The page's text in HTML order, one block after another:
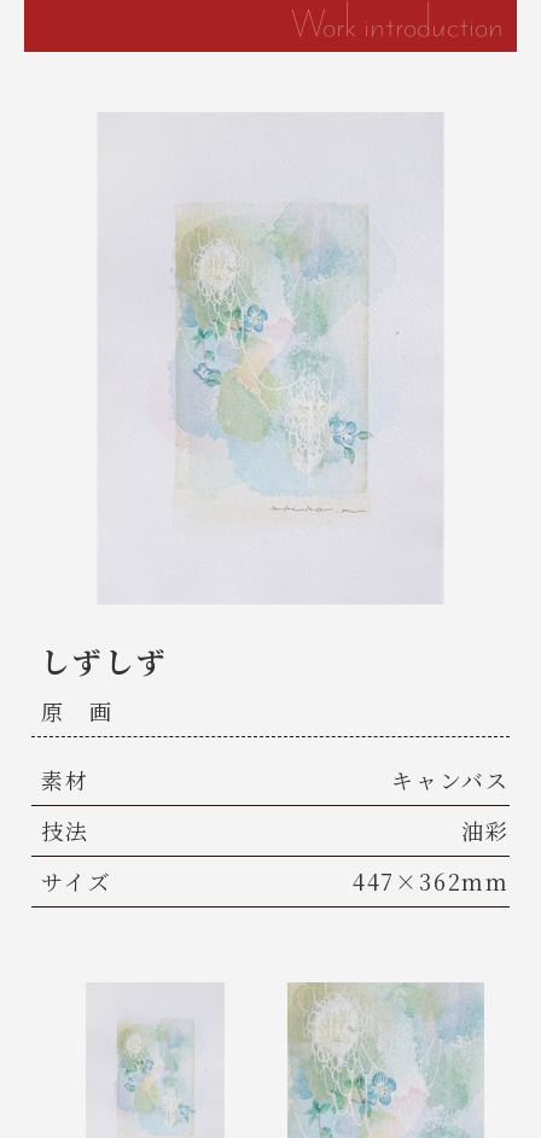
Work introduction
しずしず
原 画
素材
キャンバス
技法
油彩
サイズ
447×362mm